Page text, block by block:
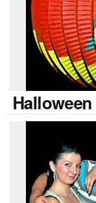
Halloween